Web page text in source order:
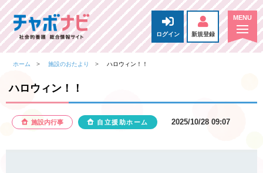
ログイン 新規登録
ホーム 施設のおたより ハロウィン！！
ハロウィン！！
施設内行事 自立援助ホーム 2025/10/28 09:07